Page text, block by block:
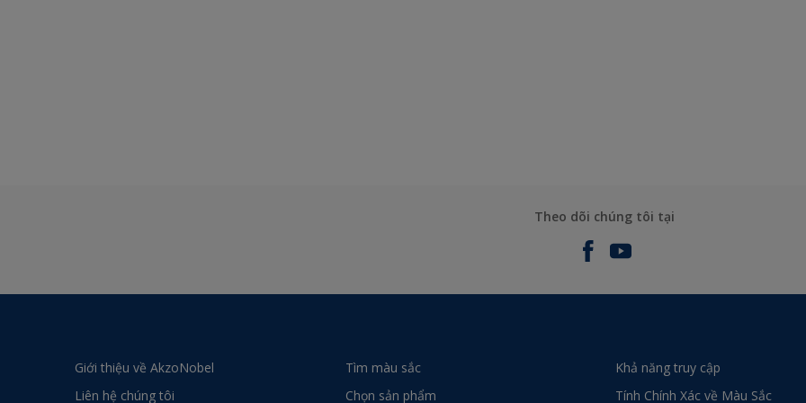
Theo dõi chúng tôi tại
Giới thiệu về AkzoNobel
Liên hệ chúng tôi
Tìm màu sắc
Chọn sản phẩm
Khả năng truy cập
Tính Chính Xác về Màu Sắc